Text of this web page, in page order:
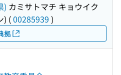
) カミサトマチ キョウイク
) (00285939 )
拠